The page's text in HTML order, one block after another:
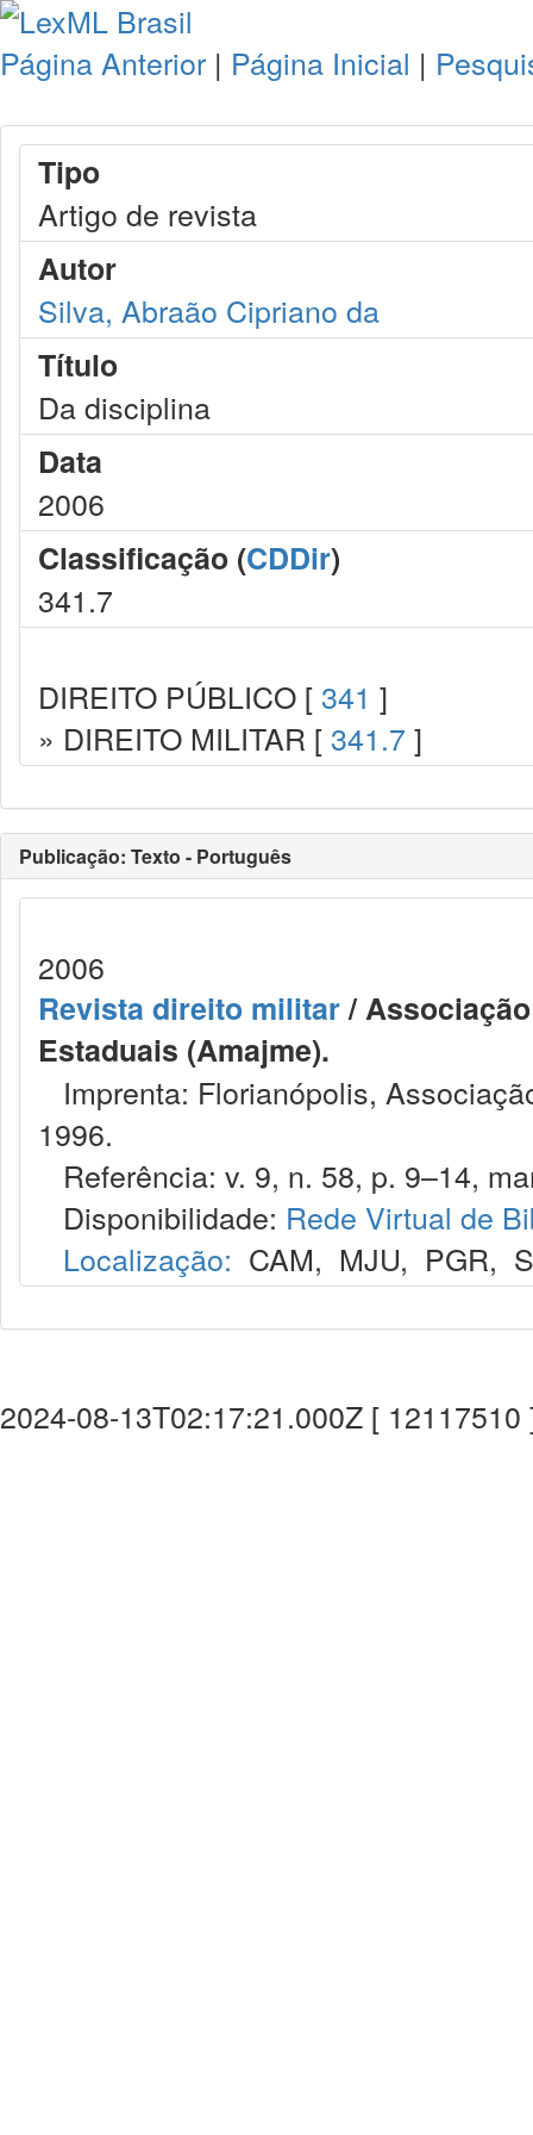
Página Anterior | Página Inicial |
Tipo
Artigo de revista
Autor
Silva, Abraão Cipriano da
Título
Da disciplina
Data
2006
Classificação (CDDir)
341.7
DIREITO PÚBLICO [ 341 ]
» DIREITO MILITAR [ 341.7 ]
Publicação: Texto - Português
2006
Revista direito militar/
Estaduais (Amajme).
Imprenta: Florianópolis,
1996.
Referência: v. 9, n. 58, p. 9–14,
Disponibilidade: Rede Virtual de
Localização: CAM, MJU, PGR,
2024-08-13T02:17:21.000Z [ 12117510